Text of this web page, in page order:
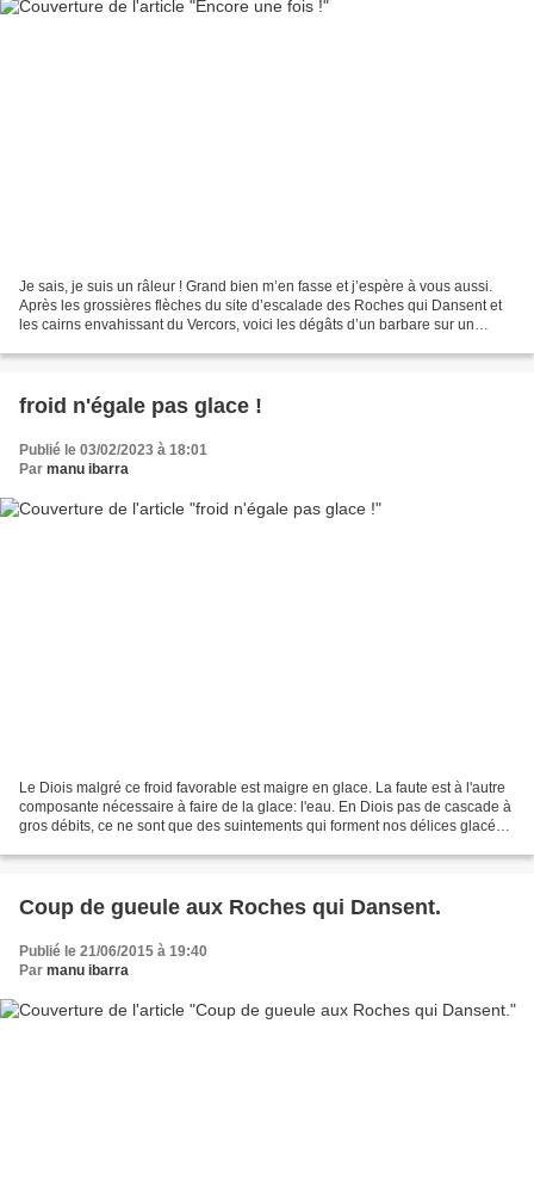
Je sais, je suis un râleur ! Grand bien m’en fasse et j’espère à vous aussi.
Après les grossières flèches du site d’escalade des Roches qui Dansent et
les cairns envahissant du Vercors, voici les dégâts d’un barbare sur un
froid n'égale pas glace !
Publié le 03/02/2023 à 18:01
Par manu ibarra
Le Diois malgré ce froid favorable est maigre en glace. La faute est à l'autre
composante nécessaire à faire de la glace: l'eau. En Diois pas de cascade à
gros débits, ce ne sont que des suintements qui forment nos délices glacés.
Coup de gueule aux Roches qui Dansent.
Publié le 21/06/2015 à 19:40
Par manu ibarra